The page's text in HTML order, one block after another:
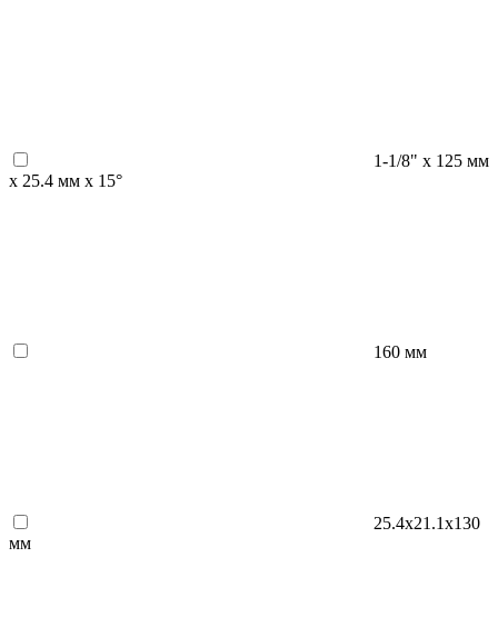
1-1/8" х 125 мм
х 25.4 мм х 15°
160 мм
25.4x21.1x130
мм